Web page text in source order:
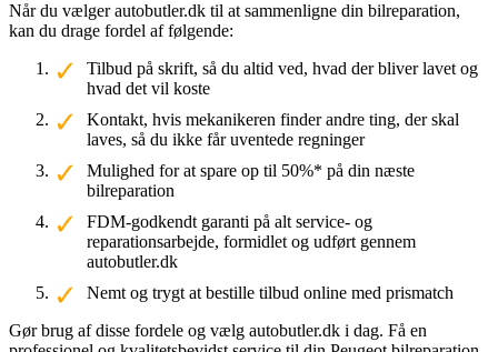
Når du vælger autobutler.dk til at sammenligne din bilreparation,
kan du drage fordel af følgende:
Tilbud på skrift, så du altid ved, hvad der bliver lavet og
hvad det vil koste
Kontakt, hvis mekanikeren finder andre ting, der skal
laves, så du ikke får uventede regninger
Mulighed for at spare op til 50%* på din næste
bilreparation
FDM-godkendt garanti på alt service- og
reparationsarbejde, formidlet og udført gennem
autobutler.dk
Nemt og trygt at bestille tilbud online med prismatch
Gør brug af disse fordele og vælg autobutler.dk i dag. Få en